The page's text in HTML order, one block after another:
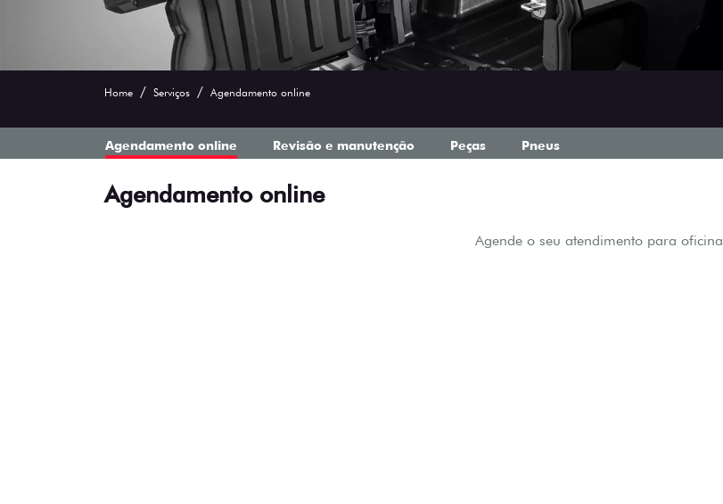
Home Serviços Agendamento online
Agendamento online Revisão e manutenção Peças Pneus
Agendamento online
Agende o seu atendimento para oficina